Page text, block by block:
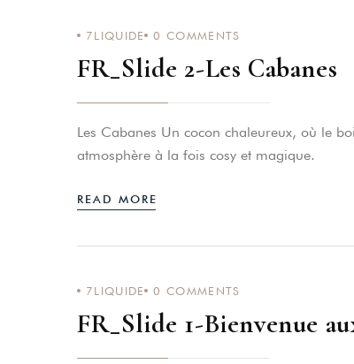
7LIQUIDE 0 COMMENTS
FR_Slide 2-Les Cabanes
Les Cabanes Un cocon chaleureux, où le
atmosphère à la fois cosy et magique.
READ MORE
7LIQUIDE 0 COMMENTS
FR_Slide 1-Bienvenue
Les Lodges